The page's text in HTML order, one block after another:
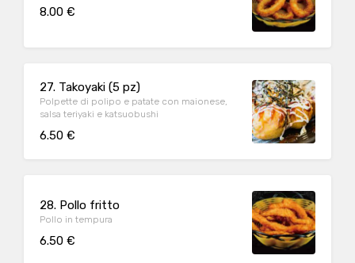
8.00 €
27. Takoyaki (5 pz)
Polpette di polipo e patate con maionese,
salsa teriyaki e katsuobushi
6.50 €
28. Pollo fritto
Pollo in tempura
6.50 €